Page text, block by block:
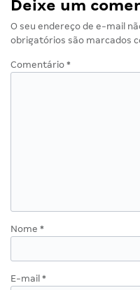
Deixe um
O seu endereço de e-mail
obrigatórios são marcados
Comentário *
Nome *
E-mail *